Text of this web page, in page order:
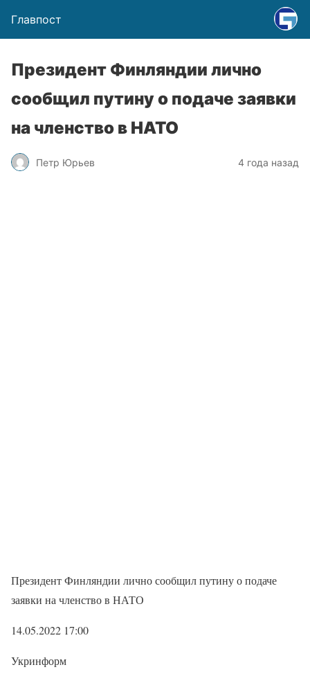
Главпост
Президент Финляндии лично
сообщил путину о подаче заявки
на членство в НАТО
Петр Юрьев 4 года назад
Президент Финляндии лично сообщил путину о подаче
заявки на членство в НАТО
14.05.2022 17:00
Укринформ